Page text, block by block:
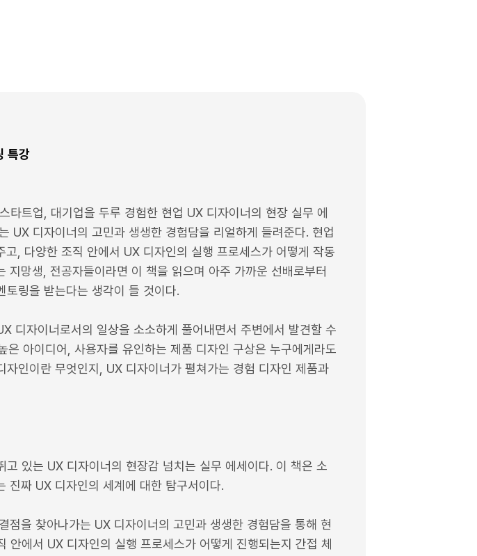
특강
타트업, 대기업을 두루 경험한 현업 UX 디자이너의 현장 실무 에
UX 디자이너의 고민과 생생한 경험담을 리얼하게 들려준다. 현업
, 다양한 조직 안에서 UX 디자인의 실행 프로세스가 어떻게 작동
망생, 전공자들이라면 이 책을 읽으며 아주 가까운 선배로부터
링을 받는다는 생각이 들 것이다.
디자이너로서의 일상을 소소하게 풀어내면서 주변에서 발견할 수
아이디어, 사용자를 유인하는 제품 디자인 구상은 누구에게라도
인이란 무엇인지, UX 디자이너가 펼쳐가는 경험 디자인 제품과
고 있는 UX 디자이너의 현장감 넘치는 실무 에세이다. 이 책은 소
진짜 UX 디자인의 세계에 대한 탐구서이다.
을 찾아나가는 UX 디자이너의 고민과 생생한 경험담을 통해 현
에서 UX 디자인의 실행 프로세스가 어떻게 진행되는지 간접 체